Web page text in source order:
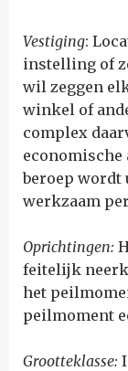
Vestiging:
instelling of
wil zeggen
winkel of
complex
beroep wordt
werkzaam
Oprichtingen:
feitelijk
het
peilmoment
Grootteklasse: